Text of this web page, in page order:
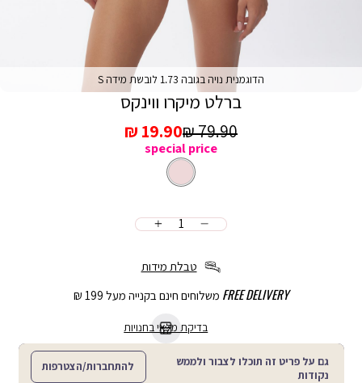
ברלט מיקרו ווינקס
מחיר
מכירה
19.90 ₪
מחיר
רגיל
79.90 ₪
special price
טבלת מידות
FREE DELIVERY משלוחים חינם בקנייה מעל 199 ₪
בדיקת מלאי בחנויות
גם על פריט זה תוכלו לצבור ולממש
נקודות
להתחברות/הצטרפות
הדוגמנית נויה בגובה 1.73 לובשת מידה S